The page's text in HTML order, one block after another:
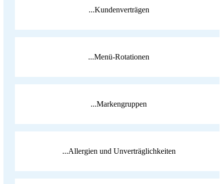
...Kundenverträgen
...Menü-Rotationen
...Markengruppen
...Allergien und Unverträglichkeiten